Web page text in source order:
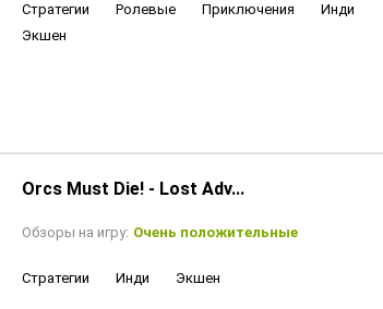
Стратегии Ролевые Приключения
Инди
Экшен
Orcs Must Die! - Lost Adv...
Обзоры на игру: Очень положительные
Стратегии Инди Экшен